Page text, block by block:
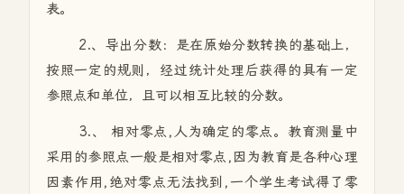
表。
2.、导出分数：是在原始分数转换的基础上，
按照一定的规则，经过统计处理后获得的具有一定
参照点和单位，且可以相互比较的分数。
3.、 相对零点,人为确定的零点。教育测量中
采用的参照点一般是相对零点,因为教育是各种心理
因素作用,绝对零点无法找到,一个学生考试得了零